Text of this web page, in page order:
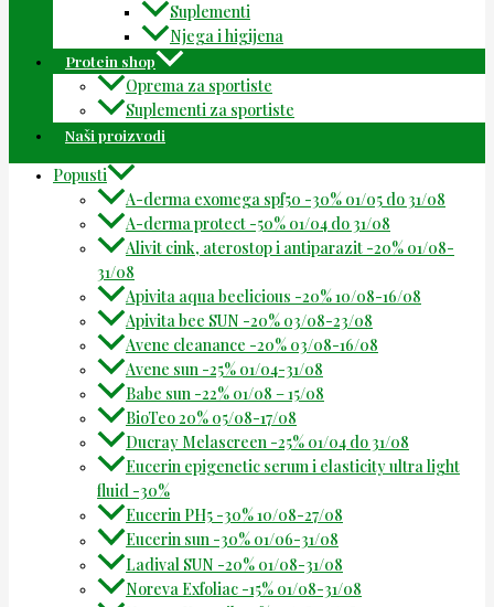
Suplementi
Njega i higijena
Protein shop
Oprema za sportiste
Suplementi za sportiste
Naši proizvodi
Popusti
A-derma exomega spf50 -30% 01/05 do 31/08
A-derma protect -50% 01/04 do 31/08
Alivit cink, aterostop i antiparazit -20% 01/08-
31/08
Apivita aqua beelicious -20% 10/08-16/08
Apivita bee SUN -20% 03/08-23/08
Avene cleanance -20% 03/08-16/08
Avene sun -25% 01/04-31/08
Babe sun -22% 01/08 – 15/08
BioTeo 20% 05/08-17/08
Ducray Melascreen -25% 01/04 do 31/08
Eucerin epigenetic serum i elasticity ultra light
fluid -30%
Eucerin PH5 -30% 10/08-27/08
Eucerin sun -30% 01/06-31/08
Ladival SUN -20% 01/08-31/08
Noreva Exfoliac -15% 01/08-31/08